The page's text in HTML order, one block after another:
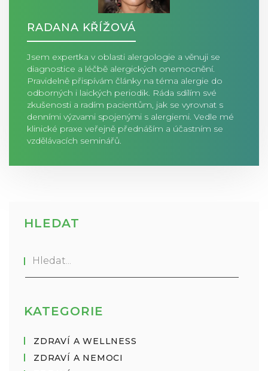
RADANA KŘÍŽOVÁ
Jsem expertka v oblasti alergologie a věnuji se
diagnostice a léčbě alergických onemocnění.
Pravidelně přispívám články na téma alergie do
odborných i laických periodik. Ráda sdílím své
zkušenosti a radím pacientům, jak se vyrovnat s
denními výzvami spojenými s alergiemi. Vedle mé
klinické praxe veřejně přednáším a účastním se
vzdělávacích seminářů.
HLEDAT
KATEGORIE
ZDRAVÍ A WELLNESS
ZDRAVÍ A NEMOCI